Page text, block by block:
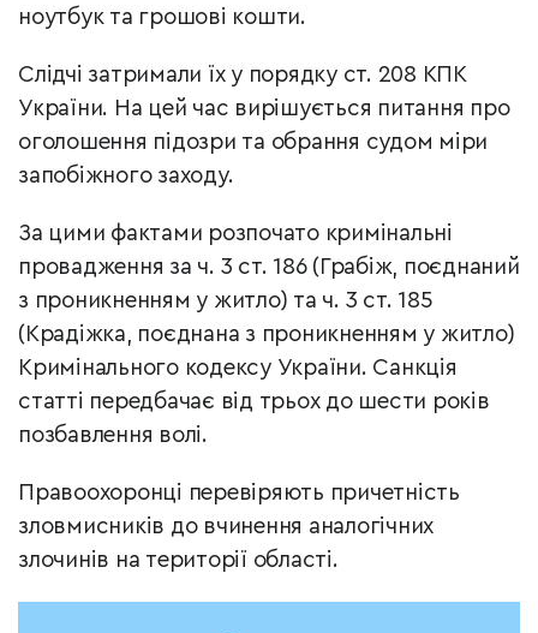
ноутбук та грошові кошти.
Слідчі затримали їх у порядку ст. 208 КПК
України. На цей час вирішується питання про
оголошення підозри та обрання судом міри
запобіжного заходу.
За цими фактами розпочато кримінальні
провадження за ч. 3 ст. 186 (Грабіж, поєднаний
з проникненням у житло) та ч. 3 ст. 185
(Крадіжка, поєднана з проникненням у житло)
Кримінального кодексу України. Санкція
статті передбачає від трьох до шести років
позбавлення волі.
Правоохоронці перевіряють причетність
зловмисників до вчинення аналогічних
злочинів на території області.